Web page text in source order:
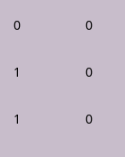
0 0
1 0
1 0